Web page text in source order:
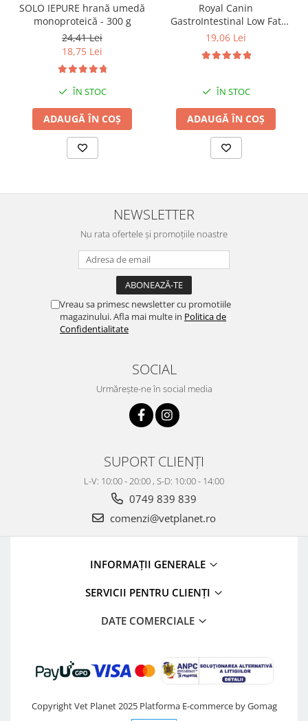
SOLO IEPURE hrană umedă
monoproteică - 300 g
24,41 Lei
18,75 Lei
ÎN STOC
ADAUGĂ ÎN COȘ
Royal Canin
GastroIntestinal Low Fat
Dog– 420 g
19,06 Lei
ÎN STOC
ADAUGĂ ÎN COȘ
NEWSLETTER
Nu rata ofertele și promoțiile noastre
Vreau sa primesc newsletter cu promotiile
magazinului. Afla mai multe in Politica de
Confidentialitate
SOCIAL
Urmărește-ne în social media
SUPORT CLIENȚI
L-V: 10:00 - 20:00 , S-D: 10:00 - 14:00
0749 839 839
comenzi@vetplanet.ro
INFORMAȚII GENERALE
SERVICII PENTRU CLIENȚI
DATE COMERCIALE
Copyright Vet Planet 2025 Platforma E-commerce by Gomag